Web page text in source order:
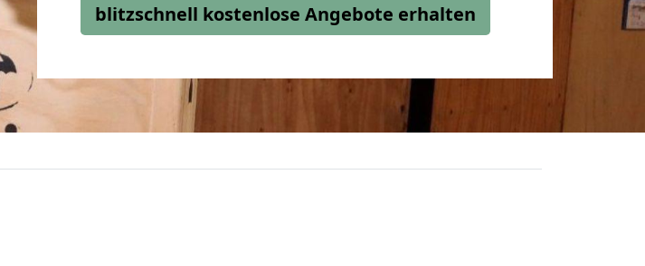
blitzschnell kostenlose Angebote erhalten